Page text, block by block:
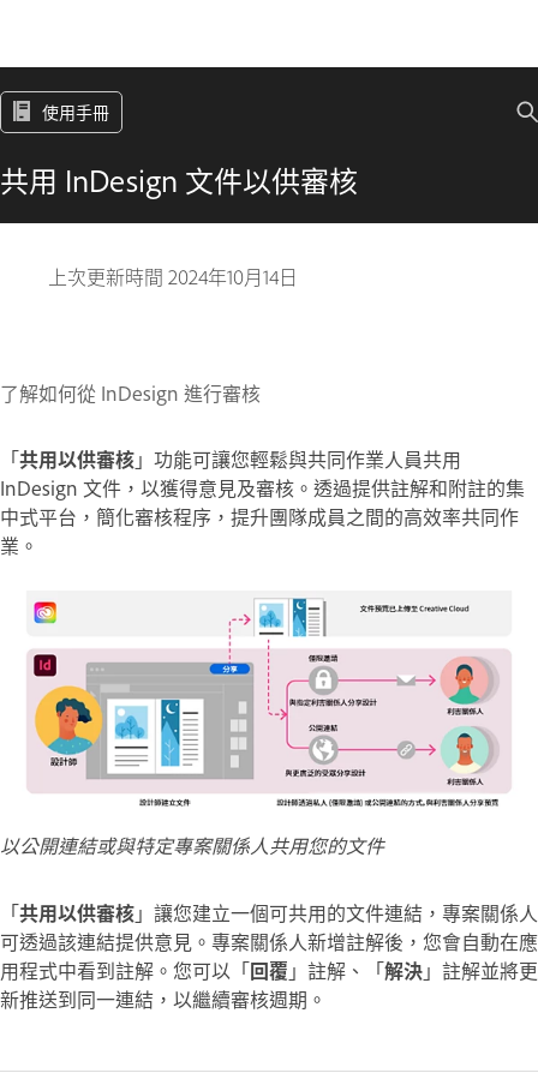
使用手冊
共用 InDesign 文件以供審核
上次更新時間 2024年10月14日
了解如何從 InDesign 進行審核
「共用以供審核」功能可讓您輕鬆與共同作業人員共用
InDesign 文件，以獲得意見及審核。透過提供註解和附註的集
中式平台，簡化審核程序，提升團隊成員之間的高效率共同作
業。
以公開連結或與特定專案關係人共用您的文件
「共用以供審核」讓您建立一個可共用的文件連結，專案關係人
可透過該連結提供意見。專案關係人新增註解後，您會自動在應
用程式中看到註解。您可以「回覆 」註解、「解決」註解並將更
新推送到同一連結，以繼續審核週期。